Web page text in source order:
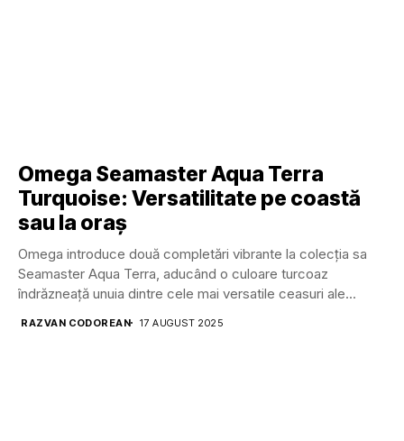
Omega Seamaster Aqua Terra
Turquoise: Versatilitate pe coastă
sau la oraș
Omega introduce două completări vibrante la colecția sa
Seamaster Aqua Terra, aducând o culoare turcoaz
îndrăzneață unuia dintre cele mai versatile ceasuri ale...
RAZVAN CODOREAN 17 AUGUST 2025